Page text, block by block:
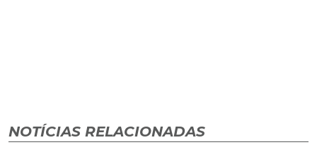
NOTÍCIAS RELACIONADAS